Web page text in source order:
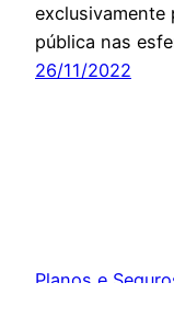
exclusivamente
pública nas
26/11/2022
Planos e